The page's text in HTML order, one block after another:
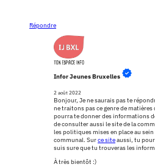
Répondre
Infor Jeunes Bruxelles
2 août 2022
Bonjour, Je ne saurais pas te
ne traitons pas ce genre de
pourra te donner des informations
de consulter aussi le site de la
les politiques mises en place au
communal. Surce siteaussi, tu
suis sure que tu trouveras les
À très bientôt :)